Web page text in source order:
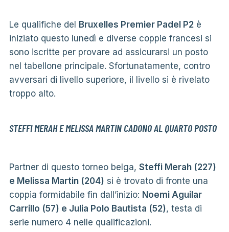
Le qualifiche del Bruxelles Premier Padel P2è
iniziato questo lunedì e diverse coppie francesi si
sono iscritte per provare ad assicurarsi un posto
nel tabellone principale. Sfortunatamente, contro
avversari di livello superiore, il livello si è rivelato
troppo alto.
STEFFI MERAH E MELISSA MARTIN CADONO AL QUARTO POSTO
Partner di questo torneo belga, Steffi Merah (227)
e Melissa Martin (204) si è trovato di fronte una
coppia formidabile fin dall’inizio: Noemi Aguilar
Carrillo (57) e Julia Polo Bautista (52), testa di
serie numero 4 nelle qualificazioni.